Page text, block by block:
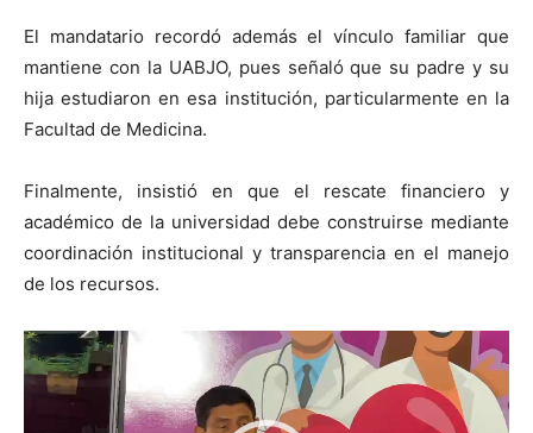
El mandatario recordó además el vínculo familiar que
mantiene con la UABJO, pues señaló que su padre y su
hija estudiaron en esa institución, particularmente en la
Facultad de Medicina.
Finalmente, insistió en que el rescate financiero y
académico de la universidad debe construirse mediante
coordinación institucional y transparencia en el manejo
de los recursos.
Reproductor
de